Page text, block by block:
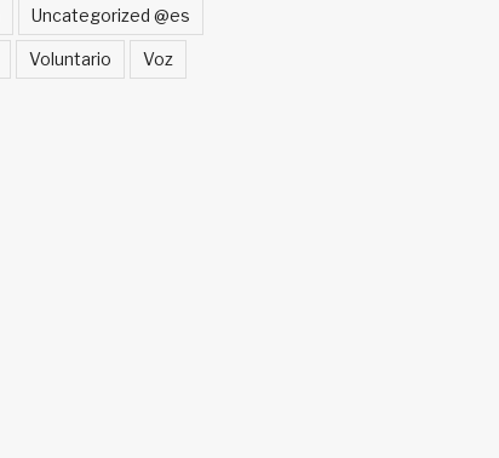
Uncategorized @es
Voluntario Voz